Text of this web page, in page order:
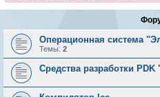
Операционная система
Темы: 2
Средства разработки